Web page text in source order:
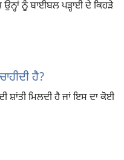
ਨੂੰ ਬਾਈਬਲ ਪੜ੍ਹਾਈ ਦੇ ਕਿਹੜੇ
ਹੈ?
ਸ਼ਾਂਤੀ ਮਿਲਦੀ ਹੈ ਜਾਂ ਇਸ ਦਾ ਕੋਈ